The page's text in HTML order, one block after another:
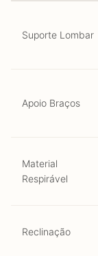
Suporte Lombar
Apoio Braços
Material
Respirável
Reclinação